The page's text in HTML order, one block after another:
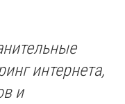
интернета,
и